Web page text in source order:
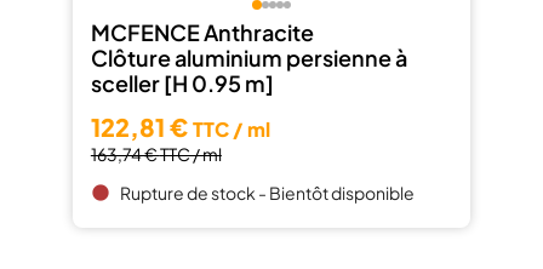
MCFENCE Anthracite
Clôture aluminium persienne à
sceller [H 0.95 m]
122,81 €TTC / ml
163,74 €TTC / ml
brightness_1 Rupture de stock - Bientôt disponible